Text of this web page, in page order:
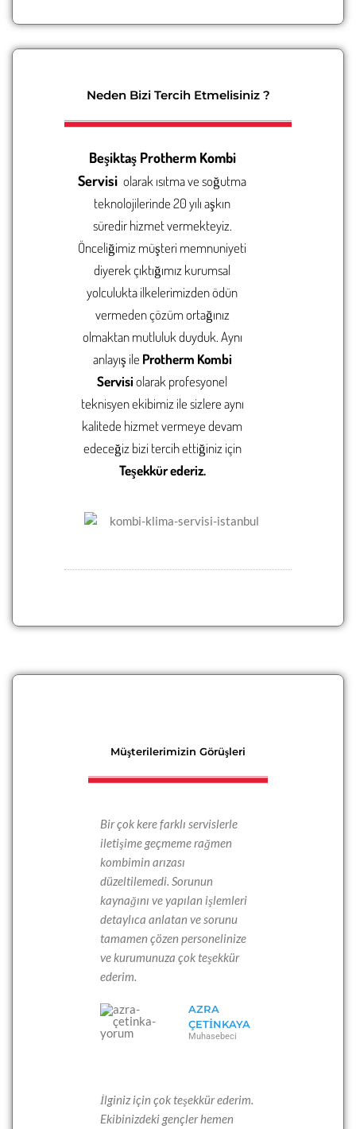
Neden Bizi Tercih Etmelisiniz ?
Beşiktaş Protherm Kombi
Servisi olarak ısıtma ve soğutma
teknolojilerinde 20 yılı aşkın
süredir hizmet vermekteyiz.
Önceliğimiz müşteri memnuniyeti
diyerek çıktığımız kurumsal
yolculukta ilkelerimizden ödün
vermeden çözüm ortağınız
olmaktan mutluluk duyduk. Aynı
anlayış ile Protherm Kombi
Servisiolarakprofesyonel
teknisyen ekibimiz ile sizlere aynı
kalitede hizmet vermeye devam
edeceğiz bizi tercih ettiğiniz için
Teşekkür ederiz.
Müşterilerimizin Görüşleri
Bir çok kere farklı servislerle
iletişime geçmeme rağmen
kombimin arızası
düzeltilemedi. Sorunun
kaynağını ve yapılan işlemleri
detaylıca anlatan ve sorunu
tamamen çözen personelinize
ve kurumunuza çok teşekkür
ederim.
AZRA
ÇETINKAYA
Muhasebeci
İlginiz için çok teşekkür ederim.
Ekibinizdeki gençler hemen